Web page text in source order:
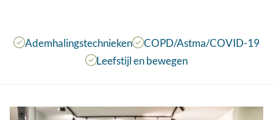
Ademhalingstechnieken
COPD/Astma/COVID-19
Leefstijl en bewegen